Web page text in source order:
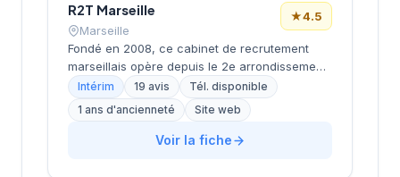
R2T Marseille
Marseille
★4.5
Fondé en 2008, ce cabinet de recrutement
marseillais opère depuis le 2e arrondissement,
dans le quartier de la Joliette. Dirigée par
Monsieur Bard, cette structure accompagne
les entreprises locales dans leurs
recrutements tout en proposant des solutions
Intérim 19 avis
Tél. disponible
1 ans d'ancienneté
Site web
Voir la fiche